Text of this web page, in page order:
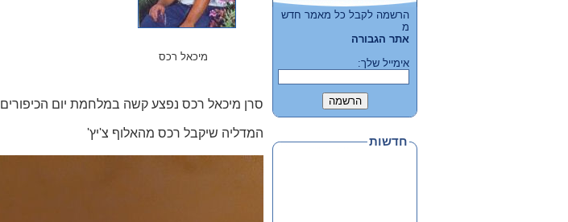
מיכאל רכס
סרן מיכאל רכס נפצע קשה במלחמת יום הכיפורים
המדליה שיקבל רכס מהאלוף צ'יץ'
הרשמה לקבל כל מאמר חדש
מ
אתר הגבורה
אימייל שלך:
חדשות